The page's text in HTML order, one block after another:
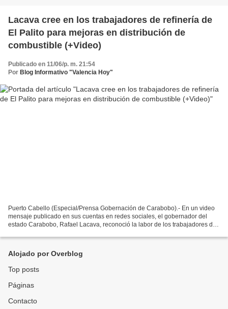
Lacava cree en los trabajadores de refinería de
El Palito para mejoras en distribución de
combustible (+Video)
Publicado en 11/06/p. m. 21:54
Por Blog Informativo "Valencia Hoy"
Puerto Cabello (Especial/Prensa Gobernación de Carabobo).- En un video
mensaje publicado en sus cuentas en redes sociales, el gobernador del
estado Carabobo, Rafael Lacava, reconoció la labor de los trabajadores de
Alojado por Overblog
Top posts
Páginas
Contacto